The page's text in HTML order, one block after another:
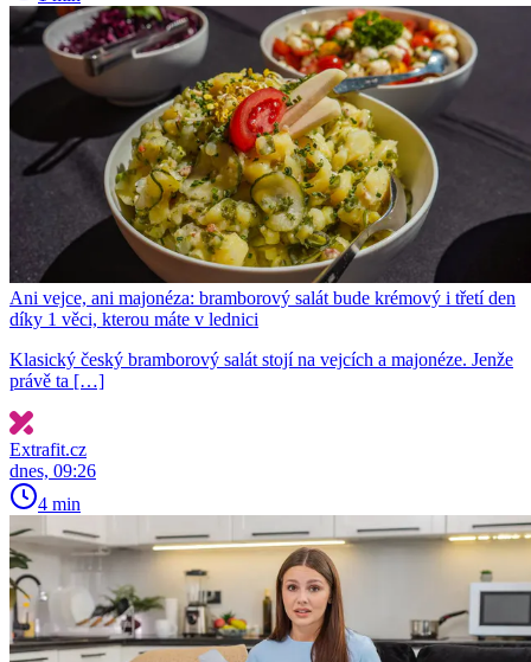
Ani vejce, ani majonéza: bramborový salát bude krémový i třetí den
díky 1 věci, kterou máte v lednici
Klasický český bramborový salát stojí na vejcích a majonéze. Jenže
právě ta […]
Extrafit.cz
dnes, 09:26
4 min